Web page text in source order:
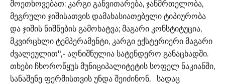
მოეთხოვებათ: კარგი განვითარება, ჯანმრთელობა,
მეგრული ჯიშისათვის დამახასიათებელი ტიპიურობა
და ჯიშის ნიშნების გამოხატვა; მაგარი კონსტიტუცია,
მკვირცხლი ტემპერამენტი, კარგი ექსტერიერი მაგარი
ძვალეულით",- აღნიშნულია სატენდერო განაცხადში.
თხები ჩხოროწყუს მუნიციპალიტეტის სოფელ ნაკიანში,
სანაშენე ფერმისთვის უნდა შეიძინონ, სადაც